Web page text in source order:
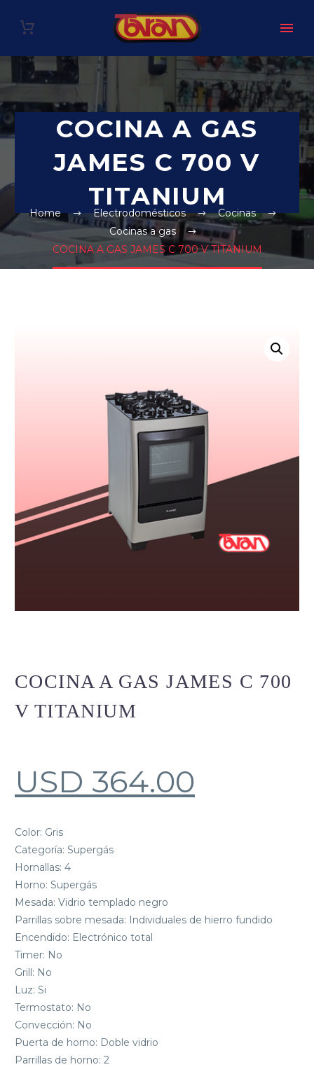
COCINA A GAS
JAMES C 700 V
TITANIUM
Home Electrodomésticos
Cocinas
Cocinas a gas
COCINA A GAS JAMES C 700 V TITANIUM
COCINA A GAS JAMES C 700
V TITANIUM
USD 364.00
Color: Gris
Categoría: Supergás
Hornallas: 4
Horno: Supergás
Mesada: Vidrio templado negro
Parrillas sobre mesada: Individuales de hierro fundido
Encendido: Electrónico total
Timer: No
Grill: No
Luz: Si
Termostato: No
Convección: No
Puerta de horno: Doble vidrio
Parrillas de horno: 2